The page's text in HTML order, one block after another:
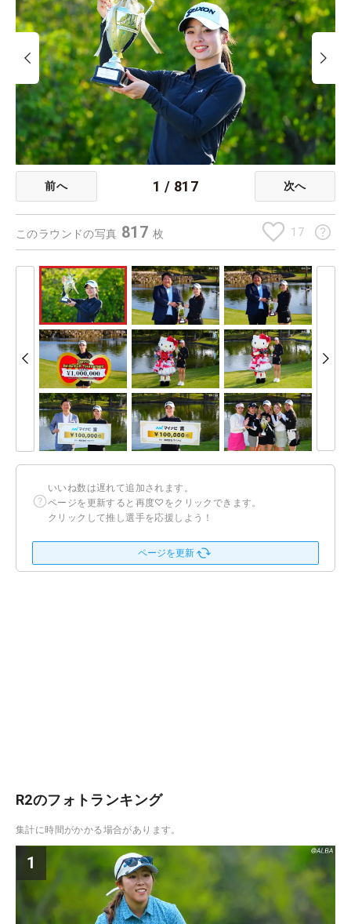
前へ 1 / 817 次へ
このラウンドの写真 817 枚 17
いいね数は遅れて追加されます。
ページを更新すると再度♡をクリックできます。
クリックして推し選手を応援しよう！
ページを更新
R2のフォトランキング
集計に時間がかかる場合があります。
1